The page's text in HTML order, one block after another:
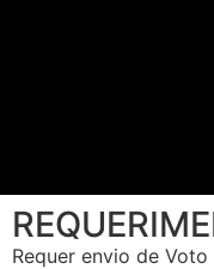
Requer envio de